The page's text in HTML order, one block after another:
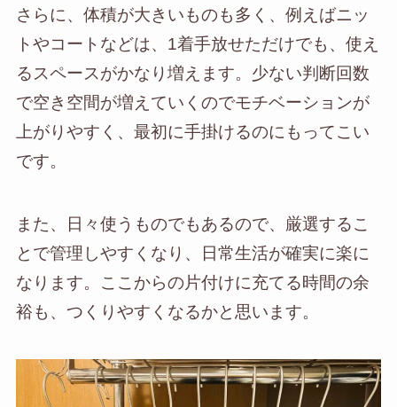
さらに、体積が大きいものも多く、例えばニッ
トやコートなどは、1着手放せただけでも、使え
るスペースがかなり増えます。少ない判断回数
で空き空間が増えていくのでモチベーションが
上がりやすく、最初に手掛けるのにもってこい
です。
また、日々使うものでもあるので、厳選するこ
とで管理しやすくなり、日常生活が確実に楽に
なります。ここからの片付けに充てる時間の余
裕も、つくりやすくなるかと思います。